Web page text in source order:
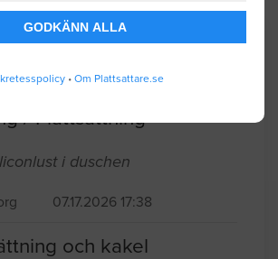
GODKÄNN ALLA
• Om Plattsattare.se
förfrågningar
/ Plattsättning
i duschen
07.17.2026 17:38
och kakel